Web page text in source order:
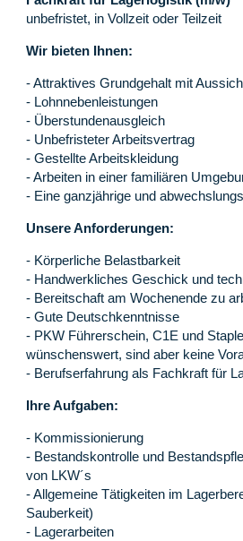
unbefristet, in Vollzeit oder Teilzeit
Wir bieten Ihnen:
- Attraktives Grundgehalt mit
- Lohnnebenleistungen
- Überstundenausgleich
- Unbefristeter Arbeitsvertrag
- Gestellte Arbeitskleidung
- Arbeiten in einer familiären
- Eine ganzjährige und
Unsere Anforderungen:
- Körperliche Belastbarkeit
- Handwerkliches Geschick und
- Bereitschaft am Wochenende zu
- Gute Deutschkenntnisse
- PKW Führerschein, C1E und
wünschenswert, sind aber keine
- Berufserfahrung als Fachkraft für
Ihre Aufgaben:
- Kommissionierung
- Bestandskontrolle und
von LKW´s
- Allgemeine Tätigkeiten im
Sauberkeit)
- Lagerarbeiten